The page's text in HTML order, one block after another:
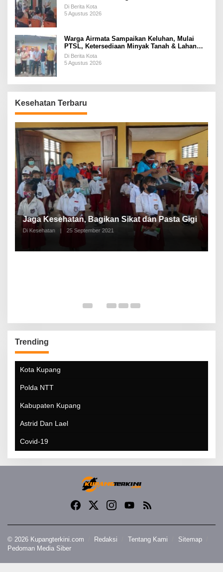
Di Berita Kota
5 Agustus 2026
Warga Airmata Sampaikan Keluhan, Mulai
PTSL, Ketersediaan Minyak Tanah & Lahan
Pemakaman
Di Berita Kota
5 Agustus 2026
Kesehatan Terbaru
Jaga Kesehatan, Bagikan Sikat dan Pasta Gigi
Di Kesehatan | 25 September 2021
Trending
Kota Kupang
Polda NTT
Kabupaten Kupang
Astrid Dan Lael
Covid-19
© 2026 Kupangterkini.com Redaksi Tentang Kami
Sitemap
Pedoman Media Siber